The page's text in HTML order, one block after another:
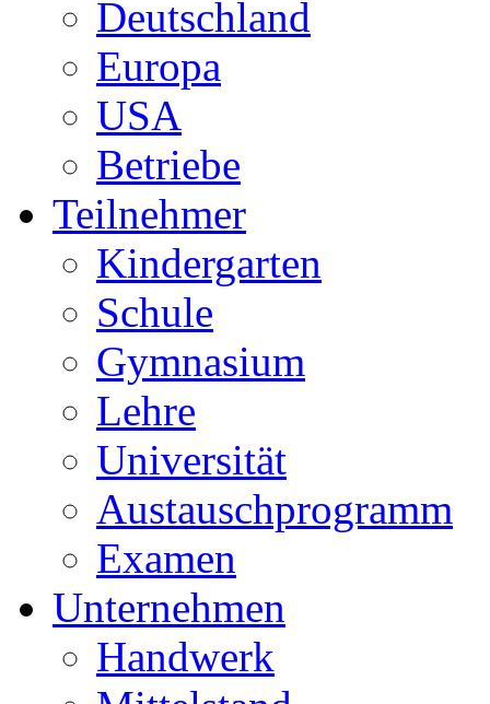
Deutschland
Europa
USA
Betriebe
Teilnehmer
Kindergarten
Schule
Gymnasium
Lehre
Universität
Austauschprogramm
Examen
Unternehmen
Handwerk